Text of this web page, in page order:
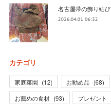
名古屋帯の飾り結び
2026.04.01 06:32
カテゴリ
家庭菜園 (12) お勧め品 (68)
お薦めの食材 (93) プレゼント